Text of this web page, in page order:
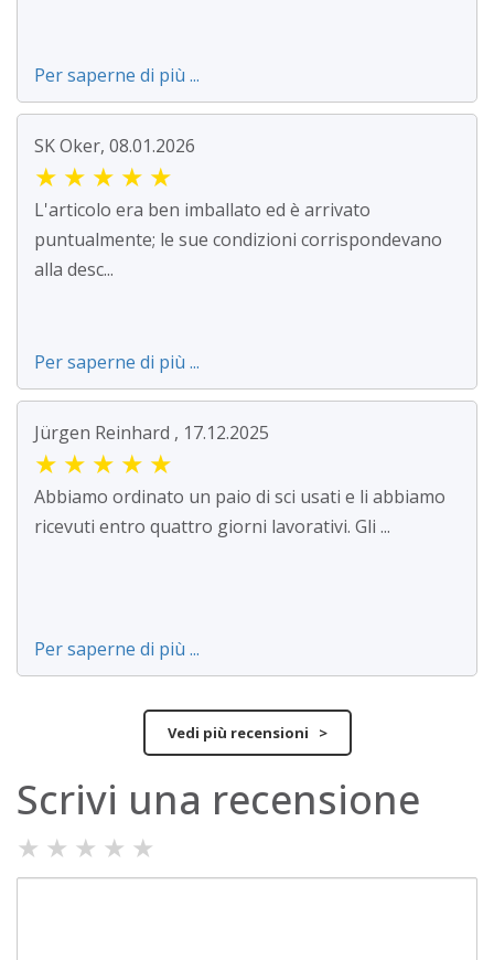
Per saperne di più ...
SK Oker, 08.01.2026
★ ★ ★ ★ ★
L'articolo era ben imballato ed è arrivato
puntualmente; le sue condizioni corrispondevano
alla desc...
Per saperne di più ...
Jürgen Reinhard , 17.12.2025
★ ★ ★ ★ ★
Abbiamo ordinato un paio di sci usati e li abbiamo
ricevuti entro quattro giorni lavorativi. Gli ...
Per saperne di più ...
Vedi più recensioni >
Scrivi una recensione
★ ★ ★ ★ ★